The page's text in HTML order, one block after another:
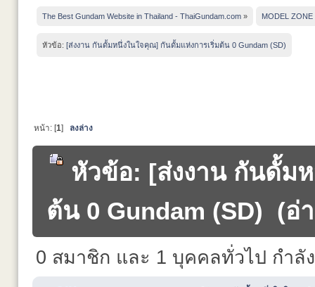
The Best Gundam Website in Thailand - ThaiGundam.com » MODEL ZONE
หัวข้อ: [ส่งงาน กันดั้มหนึ่งในใจคุณ] กันดั้มแห่งการเริ่มต้น 0 Gundam (SD)
หน้า: [1] ลงล่าง
หัวข้อ: [ส่งงาน กันดั้ม
ต้น 0 Gundam (SD) (อ่
0 สมาชิก และ 1 บุคคลทั่วไป กำลั